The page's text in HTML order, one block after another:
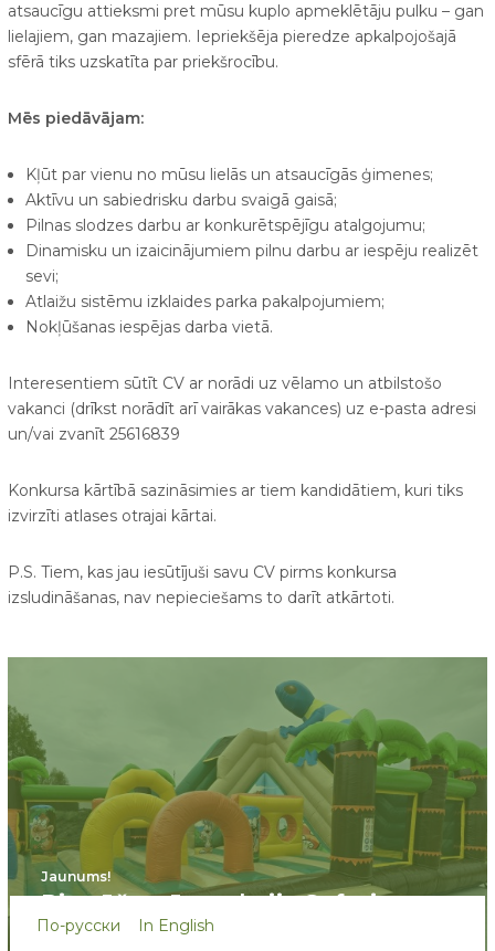
atsaucīgu attieksmi pret mūsu kuplo apmeklētāju pulku – gan
lielajiem, gan mazajiem. Iepriekšēja pieredze apkalpojošajā
sfērā tiks uzskatīta par priekšrocību.
Mēs piedāvājam:
Kļūt par vienu no mūsu lielās un atsaucīgās ģimenes;
Aktīvu un sabiedrisku darbu svaigā gaisā;
Pilnas slodzes darbu ar konkurētspējīgu atalgojumu;
Dinamisku un izaicinājumiem pilnu darbu ar iespēju realizēt
sevi;
Atlaižu sistēmu izklaides parka pakalpojumiem;
Nokļūšanas iespējas darba vietā.
Interesentiem sūtīt CV ar norādi uz vēlamo un atbilstošo
vakanci (drīkst norādīt arī vairākas vakances) uz e-pasta adresi
un/vai zvanīt 25616839
Konkursa kārtībā sazināsimies ar tiem kandidātiem, kuri tiks
izvirzīti atlases otrajai kārtai.
P.S. Tiem, kas jau iesūtījuši savu CV pirms konkursa
izsludināšanas, nav nepieciešams to darīt atkārtoti.
Jaunums!
Piepūšamā atrakcija Safari
По-русски In English